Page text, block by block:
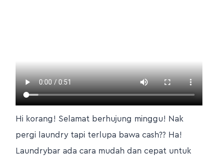
Hi korang! Selamat berhujung minggu! Nak
pergi laundry tapi terlupa bawa cash?? Ha!
Laundrybar ada cara mudah dan cepat untuk